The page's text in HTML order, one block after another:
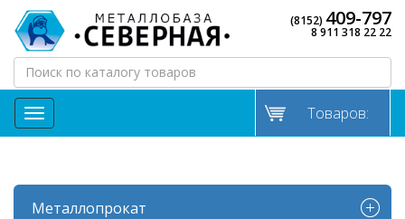
(8152) 409-797
8 911 318 22 22
МЕНЮ Товаров:
Металлопрокат